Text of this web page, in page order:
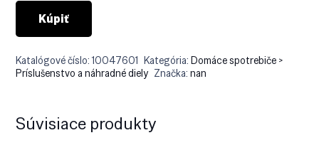
Kúpiť
Katalógové číslo:10047601 Kategória:Domáce spotrebiče >
Príslušenstvo a náhradné diely Značka:nan
Súvisiace produkty